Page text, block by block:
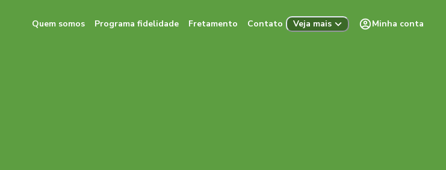
Quem somos Programa fidelidade Fretamento Contato Veja mais Minha conta